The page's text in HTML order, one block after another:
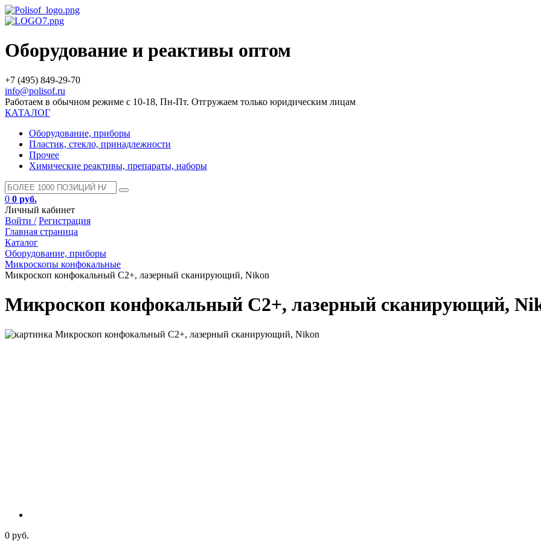
Оборудование и реактивы оптом
+7 (495) 849-29-70
info@polisof.ru
Работаем в обычном режиме с 10-18, Пн-Пт. Отгружаем только юридическим лицам
КАТАЛОГ
Оборудование, приборы
Пластик, стекло, принадлежности
Прочее
Химические реактивы, препараты, наборы
0 0 руб.
Личный кабинет
Войти / Регистрация
Главная страница
Каталог
Оборудование, приборы
Микроскопы конфокальные
Микроскоп конфокальный C2+, лазерный сканирующий, Nikon
Микроскоп конфокальный C2+, лазерный сканирующий,
0 руб.